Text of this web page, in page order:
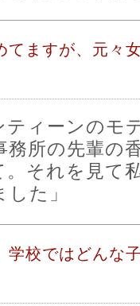
てますが、元々
ティーンのモ
所の先輩の
。それを見て
た」
学校ではどんな